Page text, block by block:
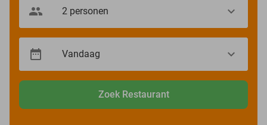
Zoek Restaurant